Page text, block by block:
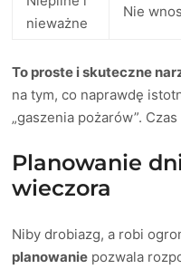
nieważne
Nie
To proste i skuteczne
na tym, co naprawdę
„gaszenia pożarów”.
Planowanie
wieczora
Niby drobiazg, a robi
planowanie pozwala